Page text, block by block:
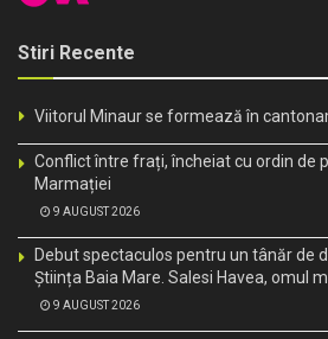
Stiri Recente
Viitorul Minaur se formează în
Conflict între frați, încheiat cu ordin de
Marmației
9 AUGUST 2026
Debut spectaculos pentru un tânăr de
Știința Baia Mare. Salesi Havea, omul
9 AUGUST 2026